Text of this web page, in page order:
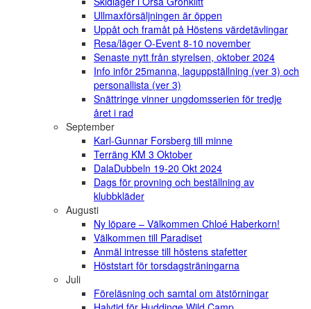
Ullmaxförsäljningen är öppen
Uppåt och framåt på Höstens värdetävlingar
Resa/läger O-Event 8-10 november
Senaste nytt från styrelsen, oktober 2024
Info inför 25manna, laguppställning (ver 3) och
personallista (ver 3)
Snättringe vinner ungdomsserien för tredje
året i rad
September
Karl-Gunnar Forsberg till minne
Terräng KM 3 Oktober
DalaDubbeln 19-20 Okt 2024
Dags för provning och beställning av
klubbkläder
Augusti
Ny löpare – Välkommen Chloé Haberkorn!
Välkommen till Paradiset
Anmäl intresse till höstens stafetter
Höststart för torsdagsträningarna
Juli
Föreläsning och samtal om ätstörningar